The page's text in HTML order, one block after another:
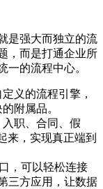
是强大而独立的流
，而是打通企业所
一的流程中心。
义的流程引擎，
附属品。
职、合同、假
来，实现真正端到
，可以轻松连接
三方应用，让数据